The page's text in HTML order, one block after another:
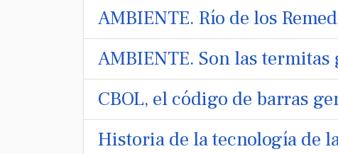
AMBIENTE. Río de los
AMBIENTE. Son las
CBOL, el código de barras
Historia de la tecnología de